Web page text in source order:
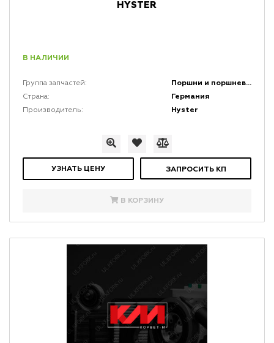
HYSTER
В НАЛИЧИИ
Группа запчастей: Поршни и поршневая группа двигателей
Страна: Германия
Производитель: Hyster
УЗНАТЬ ЦЕНУ ЗАПРОСИТЬ КП
В КОРЗИНУ